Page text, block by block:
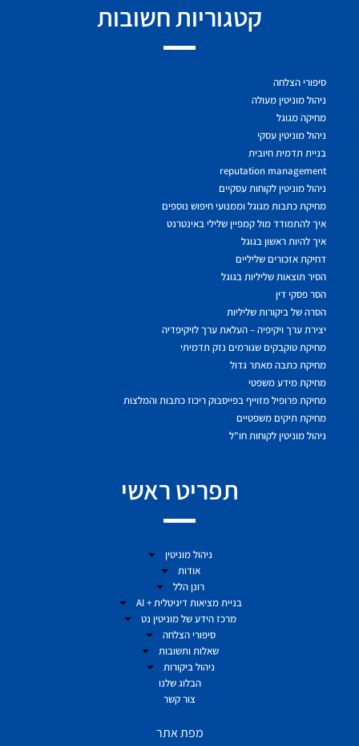
קטגוריות חשובות
סיפורי הצלחה
ניהול מוניטין מעולה
מחיקה מגוגל
ניהול מוניטין עסקי
בניית תדמית חיובית
reputation management
ניהול מוניטין לקוחות עסקיים
מחיקת כתבות מגוגל וממנועי חיפוש נוספים
איך להתמודד מול קמפיין שלילי באינטרנט
איך להיות ראשון בגוגל
דחיקת אזכורים שליליים
הסיר תוצאות שליליות בגוגל
הסר פסקי דין
הסרה של ביקורות שליליות
יצירת ערך ויקיפיה – העלאת ערך לויקיפדיה
מחיקת טוקבקים שגורמים נזק תדמיתי
מחיקת כתבה מאתר גדול
מחיקת מידע משפטי
מחיקת פרופיל מזוייף בפייסבוק ריכוז כתבות והמלצות
מחיקת תיקים משפטיים
ניהול מוניטין לקוחות חו"ל
תפריט ראשי
ניהול מוניטין
אודות
רונן הלל
בניית מציאות דיגיטלית + AI
מרכז הידע של מוניטין נט
סיפורי הצלחה
שאלות ותשובות
ניהול ביקורות
הבלוג שלנו
צור קשר
מפת אתר